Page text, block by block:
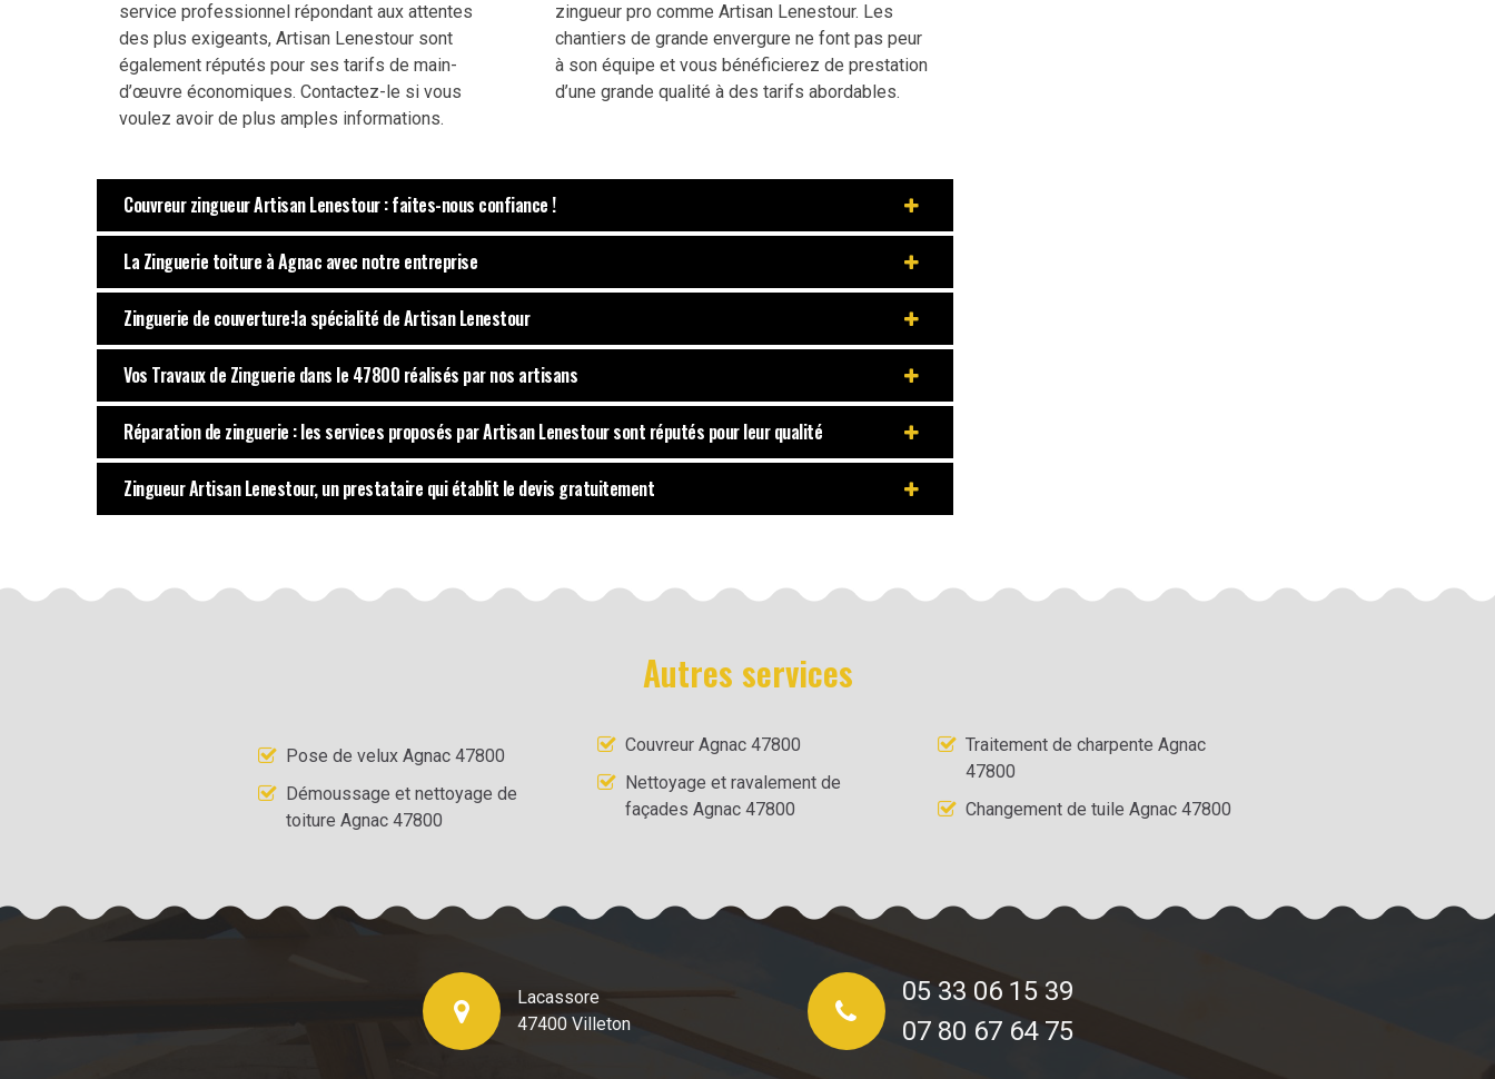
service professionnel répondant aux attentes
des plus exigeants, Artisan Lenestour sont
également réputés pour ses tarifs de main-
d’œuvre économiques. Contactez-le si vous
voulez avoir de plus amples informations.
zingueur pro comme Artisan Lenestour. Les
chantiers de grande envergure ne font pas peur
à son équipe et vous bénéficierez de prestation
d’une grande qualité à des tarifs abordables.
Couvreur zingueur Artisan Lenestour : faites-nous confiance !
La Zinguerie toiture à Agnac avec notre entreprise
Zinguerie de couverture:la spécialité de Artisan Lenestour
Vos Travaux de Zinguerie dans le 47800 réalisés par nos artisans
Réparation de zinguerie : les services proposés par Artisan Lenestour sont réputés pour leur qualité
Zingueur Artisan Lenestour, un prestataire qui établit le devis gratuitement
Autres services
Pose de velux Agnac 47800
Démoussage et nettoyage de
toiture Agnac 47800
Couvreur Agnac 47800
Nettoyage et ravalement de
façades Agnac 47800
Traitement de charpente Agnac
47800
Changement de tuile Agnac 47800
Lacassore
47400 Villeton
05 33 06 15 39
07 80 67 64 75